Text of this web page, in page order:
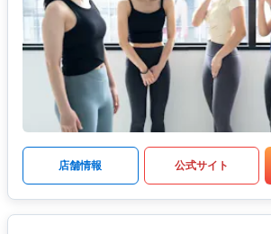
店舗情報 公式サイト